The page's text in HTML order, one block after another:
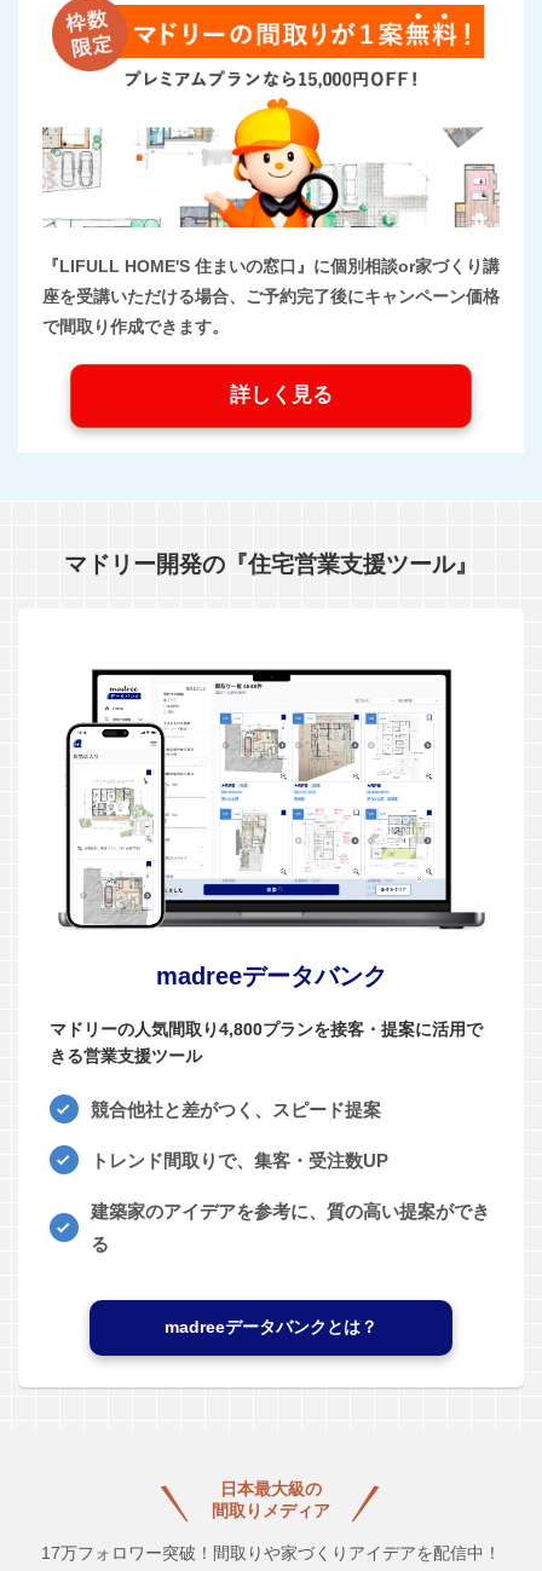
『LIFULL HOME'S 住まいの窓口』に個別相談or家づくり講
座を受講いただける場合、ご予約完了後にキャンペーン価格
で間取り作成できます。
詳しく見る
マドリー開発の『住宅営業支援ツール』
madreeデータバンク
マドリーの人気間取り4,800プランを接客・提案に活用で
きる営業支援ツール
競合他社と差がつく、スピード提案
トレンド間取りで、集客・受注数UP
建築家のアイデアを参考に、質の高い提案ができ
る
madreeデータバンクとは？
日本最大級の
間取りメディア
17万フォロワー突破！間取りや家づくりアイデアを配信中！